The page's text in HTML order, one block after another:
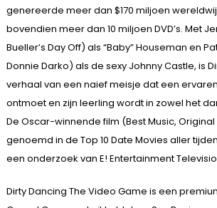
genereerde meer dan $170 miljoen
bovendien meer dan 10 miljoen DVD’s. Met
Bueller’s Day Off) als “Baby” Houseman en
Donnie Darko) als de sexy Johnny Castle, is
verhaal van een naief meisje dat een
ontmoet en zijn leerling wordt in zowel het
De Oscar-winnende film (Best Music,
genoemd in de Top 10 Date Movies aller
een onderzoek van E! Entertainment
Dirty Dancing The Video Game is een